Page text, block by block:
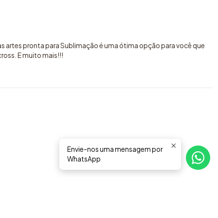
artes pronta para Sublimação é uma ótima opção para você que
E muito mais!!!
Envie-nos uma mensagem por
WhatsApp